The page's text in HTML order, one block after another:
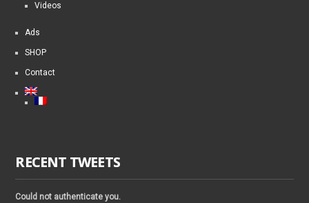
Videos
Ads
SHOP
Contact
RECENT TWEETS
Could not authenticate you.